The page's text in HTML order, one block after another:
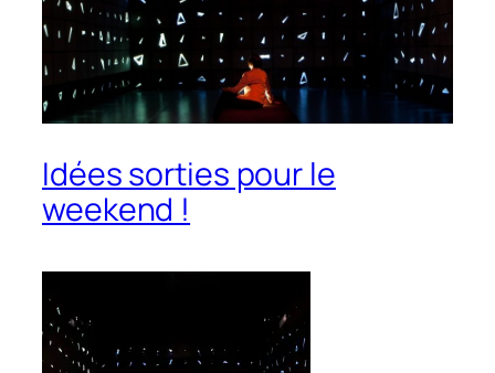
Idées sorties pour le
weekend !